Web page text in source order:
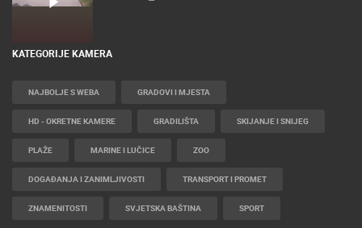
KATEGORIJE KAMERA
NAJBOLJE S WEBA GRADOVI I MJESTA
HD - OKRETNE KAMERE GRADILIŠTA SKIJANJE I SNIJEG
PLAŽE MARINE I LUČICE ZOO
DOGAĐANJA I ZANIMLJIVOSTI TRANSPORT I PROMET
ZNAMENITOSTI SVJETSKA BAŠTINA SPORT